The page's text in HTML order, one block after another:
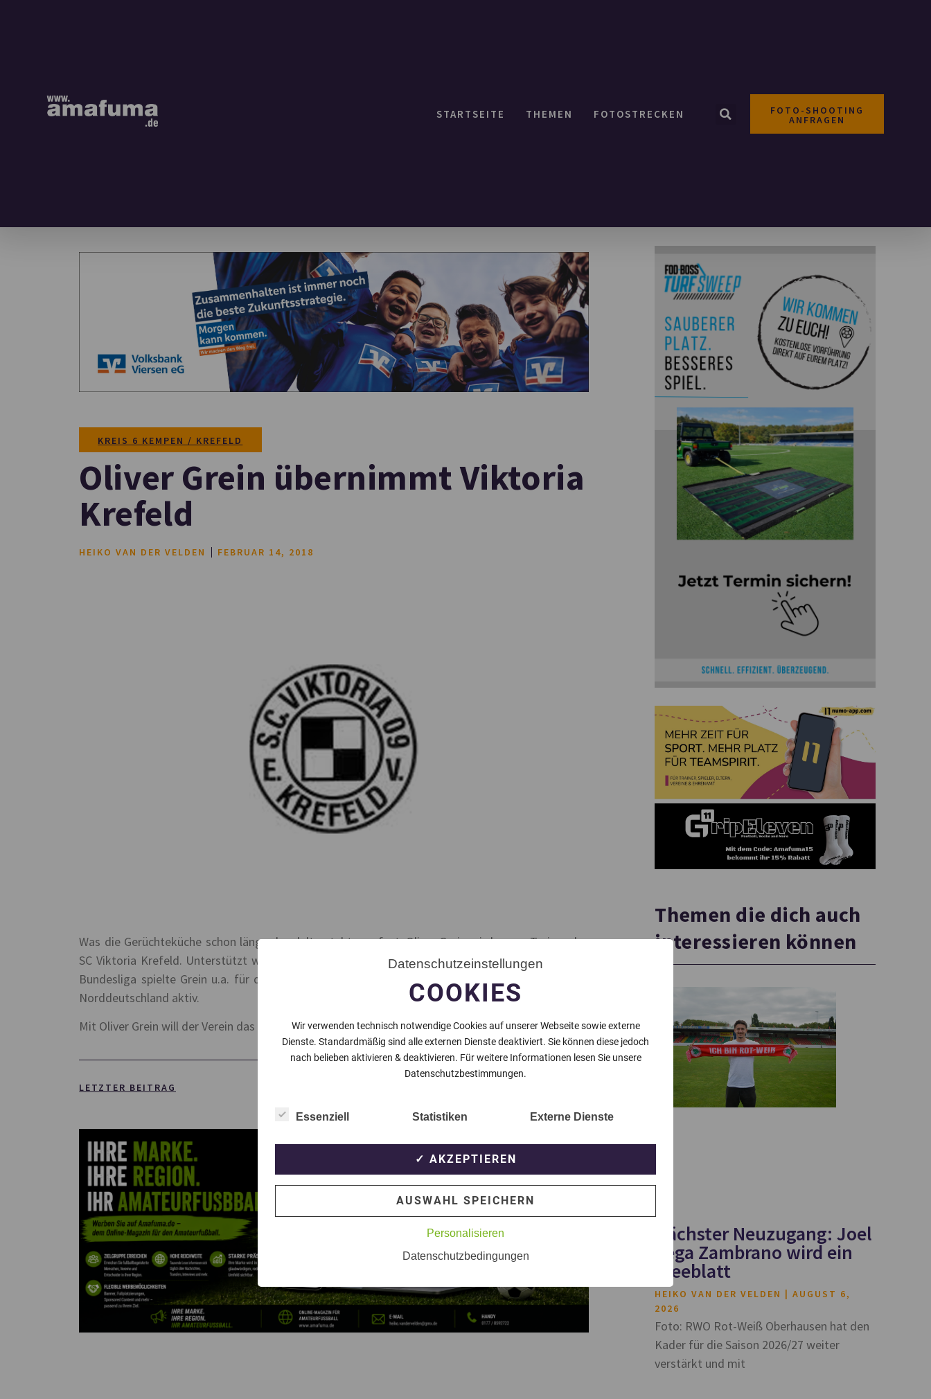
STARTSEITE THEMEN FOTOSTRECKEN FOTO-SHOOTING
ANFRAGEN
KREIS 6 KEMPEN / KREFELD
Oliver Grein übernimmt Viktoria
Krefeld
HEIKO VAN DER VELDEN FEBRUAR 14, 2018
Was die Gerüchteküche schon länger brodelte steht nun fest. Oliver Grein wird neuer Trainer des
SC Viktoria Krefeld. Unterstützt wird Grein dabei vom derzeit verletzten Andre Thorissen. In der
Bundesliga spielte Grein u.a. für den SC Bayer 05 Uerdingen und war zuvor schon als Trainer in
Norddeutschland aktiv.
Mit Oliver Grein will der Verein das große Ziel Klassenerhalt schaffen.
LETZTER BEITRAG
Themen die dich auch
interessieren können
Nächster Neuzugang: Joel
Vega Zambrano wird ein
Kleeblatt
HEIKO VAN DER VELDEN
AUGUST 6,
2026
Foto: RWO Rot-Weiß Oberhausen hat den
Kader für die Saison 2026/27 weiter
verstärkt und mit
Datenschutzeinstellungen
COOKIES
Wir verwenden technisch notwendige Cookies auf unserer Webseite sowie externe
Dienste. Standardmäßig sind alle externen Dienste deaktiviert. Sie können diese jedoch
nach belieben aktivieren & deaktivieren. Für weitere Informationen lesen Sie unsere
Datenschutzbestimmungen.
Essenziell Statistiken Externe Dienste
✓ AKZEPTIEREN
AUSWAHL SPEICHERN
Personalisieren
Datenschutzbedingungen